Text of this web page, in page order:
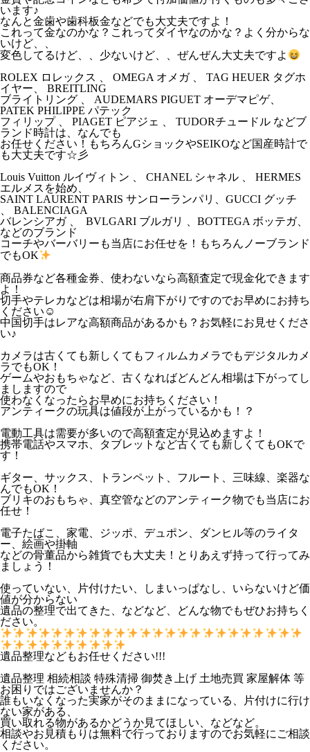
います♪
なんと金歯や歯科板金などでも大丈夫ですよ！
これって金なのかな？これってダイヤなのかな？よく分からな
いけど、、
変色してるけど、、少ないけど、、ぜんぜん大丈夫ですよ
ROLEX ロレックス 、 OMEGA オメガ 、 TAG HEUER タグホ
イヤー、 BREITLING
ブライトリング 、 AUDEMARS PIGUET オーデマピゲ、
PATEK PHILIPPE パテック
フィリップ 、 PIAGET ピアジェ 、 TUDORチュードル などブ
ランド時計は、なんでも
お任せください！もちろんGショックやSEIKOなど国産時計で
も大丈夫です☆彡
Louis Vuitton ルイヴィトン 、 CHANEL シャネル 、 HERMES
エルメスを始め、
SAINT LAURENT PARIS サンローランパリ、GUCCI グッチ
、 BALENCIAGA
バレンシアガ 、 BVLGARI ブルガリ 、BOTTEGA ボッテガ、
などのブランド
コーチやバーバリーも当店にお任せを！もちろんノーブランド
でもOK
商品券など各種金券、使わないなら高額査定で現金化できます
よ！
切手やテレカなどは相場が右肩下がりですのでお早めにお持ち
ください☺
中国切手はレアな高額商品があるかも？お気軽にお見せくださ
い♪
カメラは古くても新しくてもフィルムカメラでもデジタルカメ
ラでもOK！
ゲームやおもちゃなど、古くなればどんどん相場は下がってし
ましますので
使わなくなったらお早めにお持ちください！
アンティークの玩具は値段が上がっているかも！？
電動工具は需要が多いので高額査定が見込めますよ！
携帯電話やスマホ、タブレットなど古くても新しくてもOKで
す！
ギター、サックス、トランペット、フルート、三味線、楽器な
んでもOK！
ブリキのおもちゃ、真空管などのアンティーク物でも当店にお
任せ！
電子たばこ、家電、ジッポ、デュポン、ダンヒル等のライタ
ー、絵画や掛軸
などの骨董品から雑貨でも大丈夫！とりあえず持って行ってみ
ましょう！
使っていない、片付けたい、しまいっぱなし、いらないけど価
値が分からない
遺品の整理で出てきた、などなど、どんな物でもぜひお持ちく
ださい。
遺品整理などもお任せください!!!
遺品整理 相続相談 特殊清掃 御焚き上げ 土地売買 家屋解体 等
お困りではございませんか？
誰もいなくなった実家がそのままになっている、片付けに行け
ない家がある、
買い取れる物があるかどうか見てほしい、などなど。
相談やお見積もりは無料で行っておりますのでお気軽にご相談
ください。